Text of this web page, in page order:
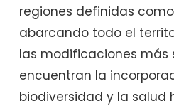
regiones definidas
abarcando todo el
las modificaciones más
encuentran la
biodiversidad y la salud